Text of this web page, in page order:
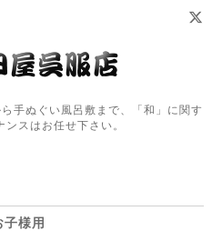
手ぬぐい風呂敷まで、「和」に関す
ンスはお任せ下さい。
子様用